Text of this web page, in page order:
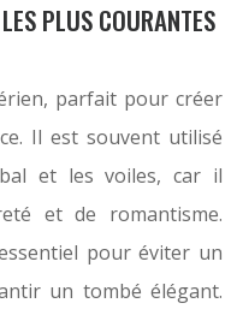
PLUS COURANTES
parfait pour créer
Il est souvent utilisé
et les voiles, car il
et de romantisme.
pour éviter un
un tombé élégant.